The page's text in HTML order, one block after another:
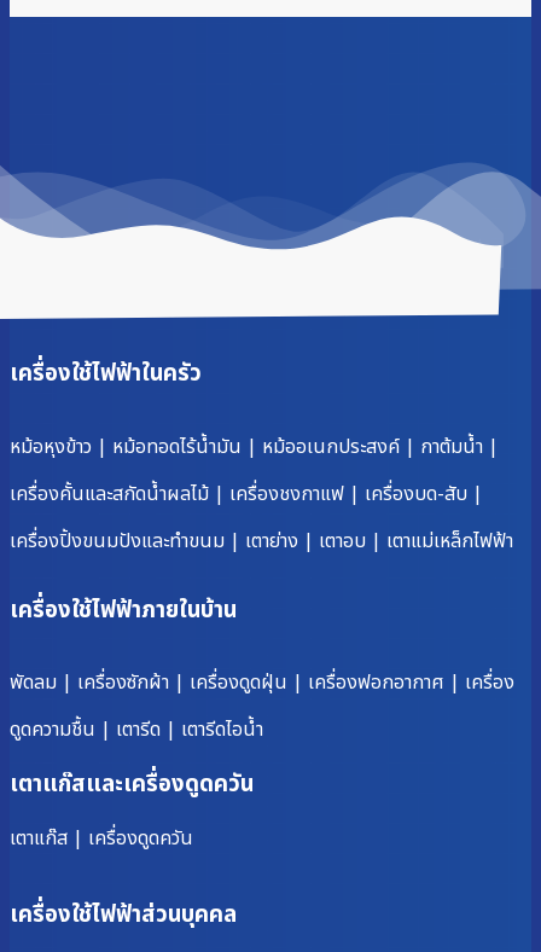
เครื่องใช้ไฟฟ้าในครัว
หม้อหุงข้าว | หม้อทอดไร้น้ำมัน | หม้ออเนกประสงค์ | กาต้มน้ำ |
เครื่องคั้นและสกัดน้ำผลไม้ | เครื่องชงกาแฟ | เครื่องบด-สับ |
เครื่องปิ้งขนมปังและทำขนม | เตาย่าง | เตาอบ | เตาแม่เหล็กไฟฟ้า
เครื่องใช้ไฟฟ้าภายในบ้าน
พัดลม | เครื่องซักผ้า | เครื่องดูดฝุ่น | เครื่องฟอกอากาศ | เครื่อง
ดูดความชื้น | เตารีด | เตารีดไอน้ำ
เตาแก๊สและเครื่องดูดควัน
เตาแก๊ส | เครื่องดูดควัน
เครื่องใช้ไฟฟ้าส่วนบุคคล